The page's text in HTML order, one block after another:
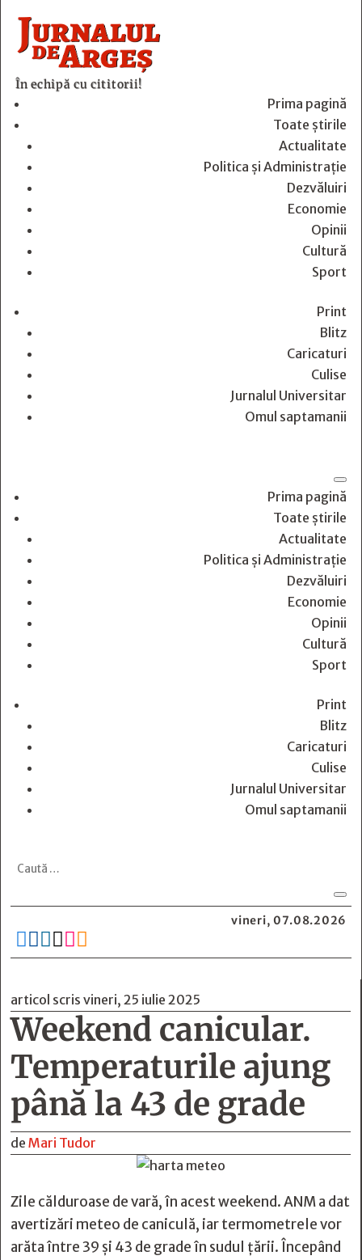
În echipă cu cititorii!
Prima pagină
Toate știrile
Actualitate
Politica și Administrație
Dezvăluiri
Economie
Opinii
Cultură
Sport
Print
Blitz
Caricaturi
Culise
Jurnalul Universitar
Omul saptamanii
Prima pagină
Toate știrile
Actualitate
Politica și Administrație
Dezvăluiri
Economie
Opinii
Cultură
Sport
Print
Blitz
Caricaturi
Culise
Jurnalul Universitar
Omul saptamanii
vineri, 07.08.2026
     
articol scris vineri, 25 iulie 2025
Weekend canicular.
Temperaturile ajung
până la 43 de grade
de Mari Tudor
Zile călduroase de vară, în acest weekend. ANM a dat
avertizări meteo de caniculă, iar termometrele vor
arăta între 39 și 43 de grade în sudul țării. Începând